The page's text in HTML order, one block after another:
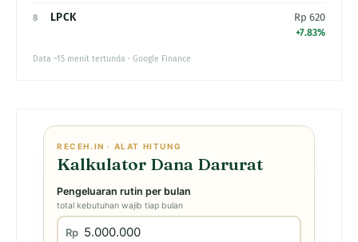
8 LPCK Rp 620
+7.83%
Data ~15 menit tertunda · Google Finance
RECEH.IN · ALAT HITUNG
Kalkulator Dana Darurat
Pengeluaran rutin per bulan
total kebutuhan wajib tiap bulan
Rp